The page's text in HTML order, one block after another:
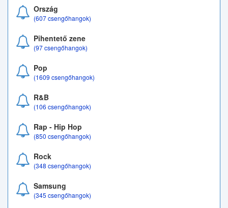
Ország
(607 csengőhangok)
Pihentető zene
(97 csengőhangok)
Pop
(1609 csengőhangok)
R&B
(106 csengőhangok)
Rap - Hip Hop
(850 csengőhangok)
Rock
(348 csengőhangok)
Samsung
(345 csengőhangok)